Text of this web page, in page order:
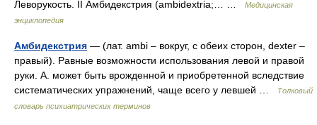
Леворукость. II Амбидекстрия (ambidextria;… …
Медицинская
энциклопедия
Амбидекстрия — (лат. ambi – вокруг, с обеих сторон, dexter –
правый). Равные возможности использования левой и правой
руки. А. может быть врожденной и приобретенной вследствие
систематических упражнений, чаще всего у левшей …
Толковый
словарь психиатрических терминов